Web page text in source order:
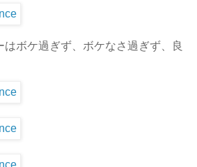
ボケ過ぎず、ボケなさ過ぎず、良